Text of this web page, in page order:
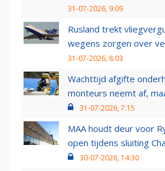
31-07-2026, 9:09
Rusland trekt
wegens zorgen over
31-07-2026, 8:03
Wachttijd afgifte
monteurs neemt af,
31-07-2026, 7:15
MAA houdt deur voor
open tijdens sluiting
30-07-2026, 14:30